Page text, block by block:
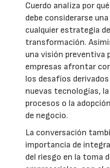
Cuerdo analiza por
debe considerarse
cualquier estrategia
transformación.
una visión preventiva
empresas afrontar
los desafíos
nuevas tecnologías,
procesos o la
de negocio.
La conversación
importancia de
del riesgo en la toma